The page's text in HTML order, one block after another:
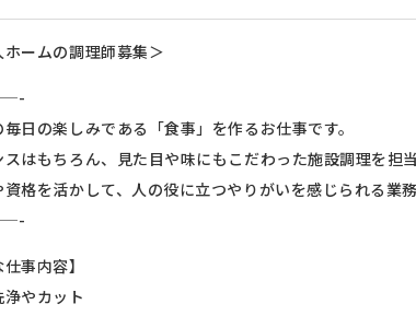
ホームの調理師募集＞
日の楽しみである「食事」を作るお仕事です。
はもちろん、見た目や味にもこだわった施設調理を担当
格を活かして、人の役に立つやりがいを感じられる業務
事内容】
浄やカット